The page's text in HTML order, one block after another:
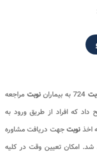
724 به بیماران نوبت مراجعه
که افراد از طریق ورود به
اخذنوبتجهت دریافت مشاوره
شد. امکان تعیین وقت در کلیه